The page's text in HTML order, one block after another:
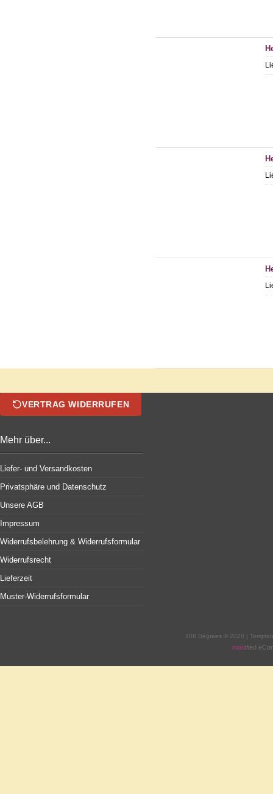
VERTRAG WIDERRUFEN
Mehr über...
Liefer- und Versandkosten
Privatsphäre und Datenschutz
Unsere AGB
Impressum
Widerrufsbelehrung & Widerrufsformular
Widerrufsrecht
Lieferzeit
Muster-Widerrufsformular
108 Degrees © 2026 |
modified